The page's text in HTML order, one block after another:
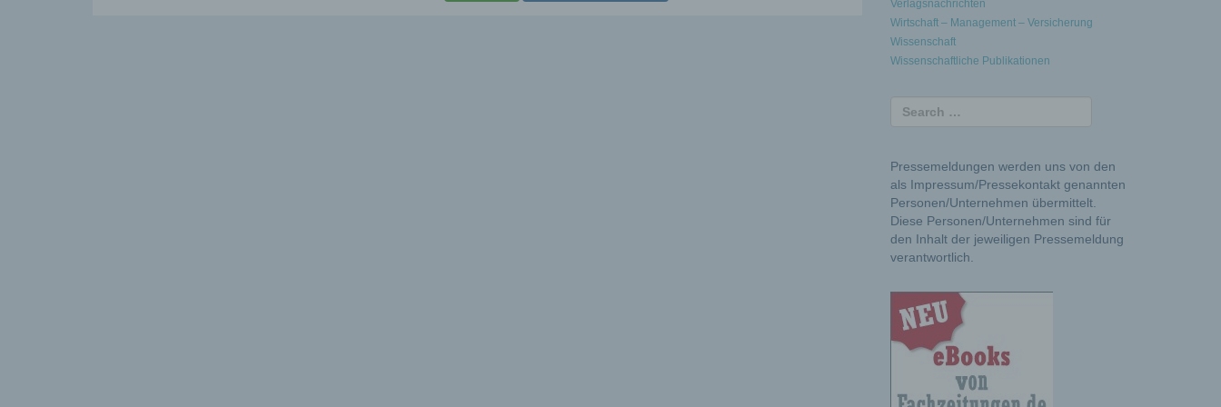
Verlagsnachrichten
Wirtschaft – Management – Versicherung
Wissenschaft
Wissenschaftliche Publikationen
Pressemeldungen werden uns von den
als Impressum/Pressekontakt genannten
Personen/Unternehmen übermittelt.
Diese Personen/Unternehmen sind für
den Inhalt der jeweiligen Pressemeldung
verantwortlich.